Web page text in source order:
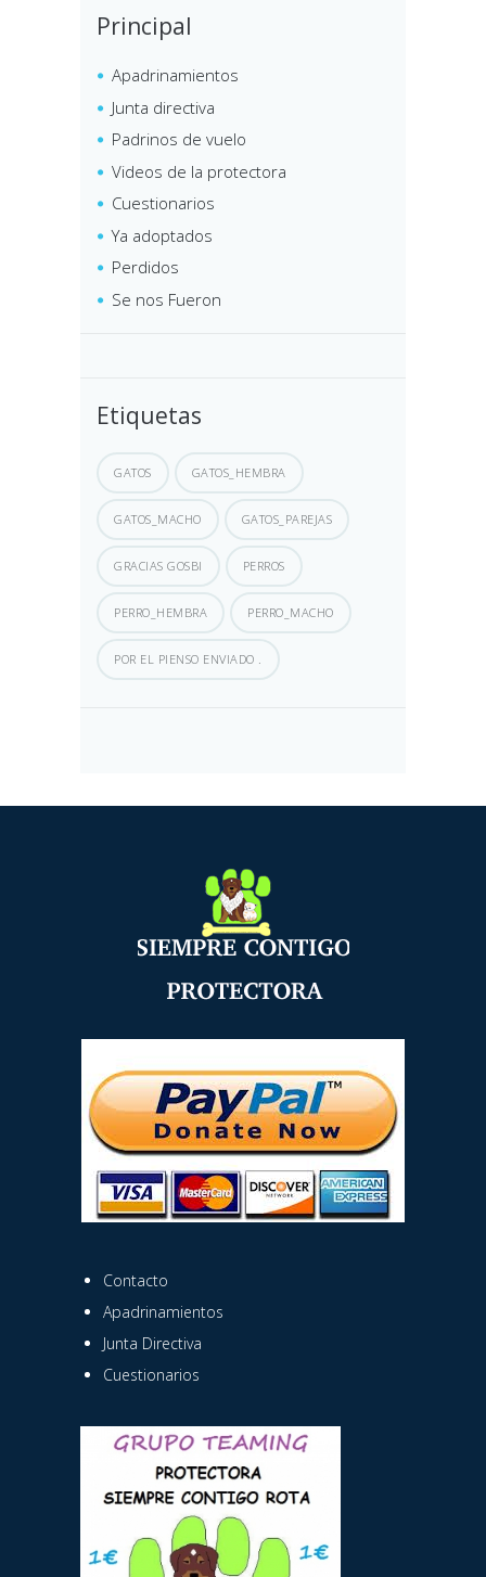
Principal
Apadrinamientos
Junta directiva
Padrinos de vuelo
Videos de la protectora
Cuestionarios
Ya adoptados
Perdidos
Se nos Fueron
Etiquetas
GATOS GATOS_HEMBRA
GATOS_MACHO GATOS_PAREJAS
GRACIAS GOSBI PERROS
PERRO_HEMBRA PERRO_MACHO
POR EL PIENSO ENVIADO .
Contacto
Apadrinamientos
Junta Directiva
Cuestionarios